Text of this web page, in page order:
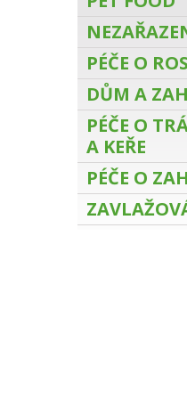
PÉČE O
DŮM A
PÉČE O
A KEŘE
PÉČE O